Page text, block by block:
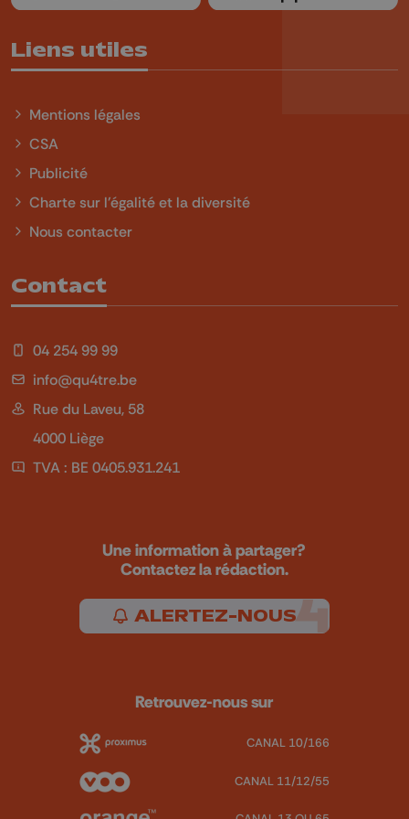
Liens utiles
Mentions légales
CSA
Publicité
Charte sur l'égalité et la diversité
Nous contacter
Contact
04 254 99 99
info@qu4tre.be
Rue du Laveu, 58
4000 Liège
TVA : BE 0405.931.241
Une information à partager?
Contactez la rédaction.
ALERTEZ-NOUS
Retrouvez-nous sur
CANAL 10/166
CANAL 11/12/55